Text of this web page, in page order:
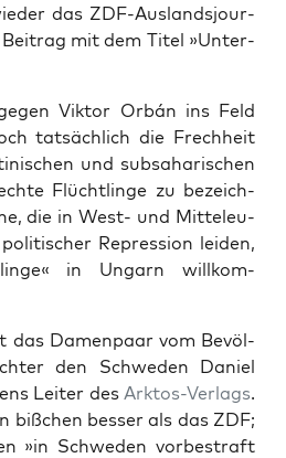
das ZDF-Aus­lands­jour­
mit dem Titel »Unter­
Vik­tor Orbán ins Feld
tat­säch­lich die Frech­heit
und sub­sa­ha­ri­schen
Flücht­lin­ge zu bezeich­
die in West- und Mit­tel­eu­
Repres­si­on lei­den,
in Ungarn will­kom­
das Damen­paar vom Bevöl­
den Schwe­den Dani­el
Lei­ter des Arkt­os-Ver­lags.
biß­chen bes­ser als das ZDF;
»in Schwe­den vor­be­straft